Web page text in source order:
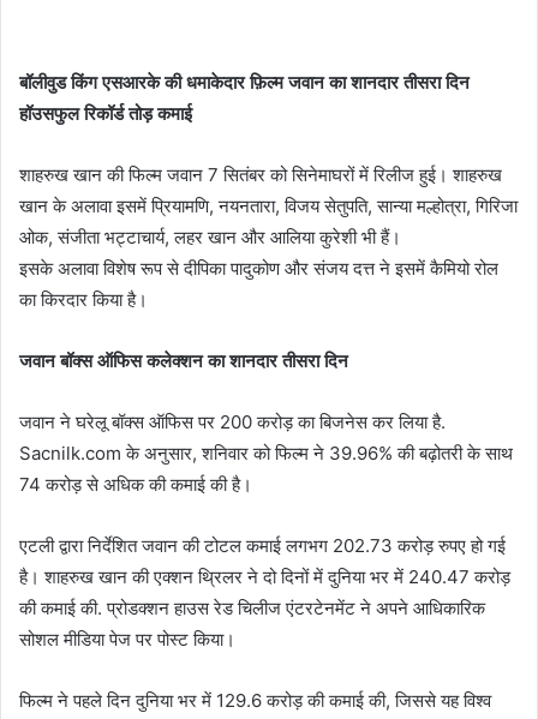
बॉलीवुड किंग एसआरके की धमाकेदार फ़िल्म जवान का शानदार तीसरा दिन
हॉउसफुल रिकॉर्ड तोड़ कमाई
शाहरुख खान की फिल्म जवान 7 सितंबर को सिनेमाघरों में रिलीज हुई। शाहरुख
खान के अलावा इसमें प्रियामणि, नयनतारा, विजय सेतुपति, सान्या मल्होत्रा, गिरिजा
ओक, संजीता भट्टाचार्य, लहर खान और आलिया कुरेशी भी हैं।
इसके अलावा विशेष रूप से दीपिका पादुकोण और संजय दत्त ने इसमें कैमियो रोल
का किरदार किया है।
जवान बॉक्स ऑफिस कलेक्शन का शानदार तीसरा दिन
जवान ने घरेलू बॉक्स ऑफिस पर 200 करोड़ का बिजनेस कर लिया है.
Sacnilk.com के अनुसार, शनिवार को फिल्म ने 39.96% की बढ़ोतरी के साथ
74 करोड़ से अधिक की कमाई की है।
एटली द्वारा निर्देशित जवान की टोटल कमाई लगभग 202.73 करोड़ रुपए हो गई
है। शाहरुख खान की एक्शन थ्रिलर ने दो दिनों में दुनिया भर में 240.47 करोड़
की कमाई की. प्रोडक्शन हाउस रेड चिलीज एंटरटेनमेंट ने अपने आधिकारिक
सोशल मीडिया पेज पर पोस्ट किया।
फिल्म ने पहले दिन दुनिया भर में 129.6 करोड़ की कमाई की, जिससे यह विश्व